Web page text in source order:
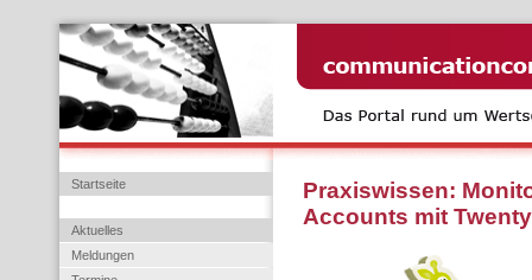
Startseite
Aktuelles
Meldungen
Praxiswissen:
Accounts mit